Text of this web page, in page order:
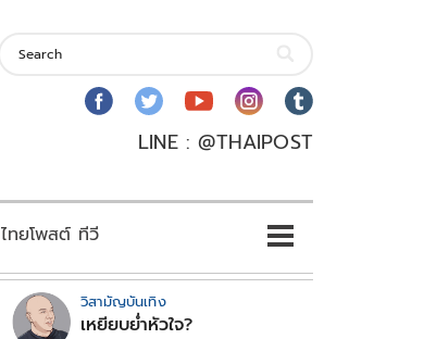
LINE : @THAIPOST
ไทยโพสต์ ทีวี
วิสามัญบันเทิง
เหยียบย่ำหัวใจ?